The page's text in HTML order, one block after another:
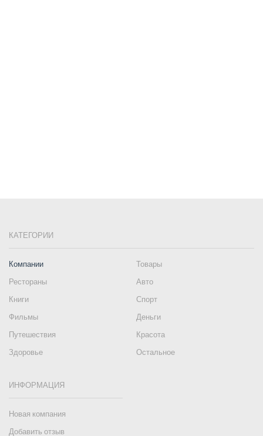
КАТЕГОРИИ
Компании
Товары
Рестораны
Авто
Книги
Спорт
Фильмы
Деньги
Путешествия
Красота
Здоровье
Остальное
ИНФОРМАЦИЯ
Новая компания
Добавить отзыв